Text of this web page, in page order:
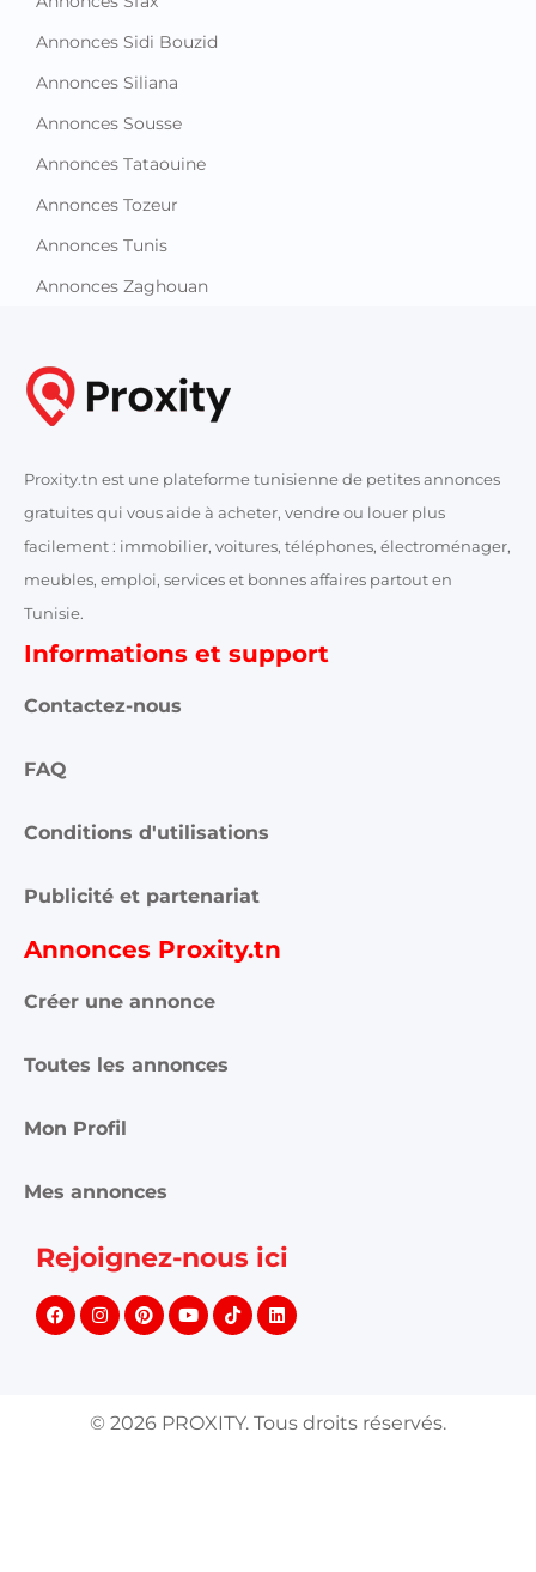
Annonces Sidi Bouzid
Annonces Siliana
Annonces Sousse
Annonces Tataouine
Annonces Tozeur
Annonces Tunis
Annonces Zaghouan
Proxity.tn est une plateforme tunisienne de petites annonces
gratuites qui vous aide à acheter, vendre ou louer plus
facilement : immobilier, voitures, téléphones, électroménager,
meubles, emploi, services et bonnes affaires partout en
Tunisie.
Informations et support
Contactez-nous
FAQ
Conditions d'utilisations
Publicité et partenariat
Annonces Proxity.tn
Créer une annonce
Toutes les annonces
Mon Profil
Mes annonces
Rejoignez-nous ici
© 2026 PROXITY. Tous droits réservés.